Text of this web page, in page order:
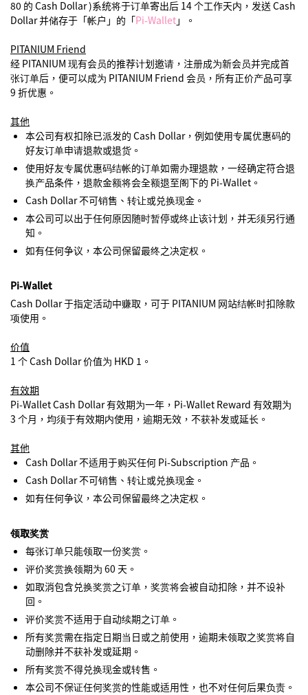
80 的 Cash Dollar )系统将于订单寄出后 14 个工作天内，发送 Cash
Dollar 并储存于「帐户」的「Pi-Wallet」。
PITANIUM Friend
经 PITANIUM 现有会员的推荐计划邀请，注册成为新会员并完成首
张订单后，便可以成为 PITANIUM Friend 会员，所有正价产品可享
9 折优惠。
其他
本公司有权扣除已派发的 Cash Dollar，例如使用专属优惠码的
好友订单申请退款或退货。
使用好友专属优惠码结帐的订单如需办理退款，一经确定符合退
换产品条件，退款金额将会全额退至阁下的 Pi-Wallet。
Cash Dollar 不可销售、转让或兑换现金。
本公司可以出于任何原因随时暂停或终止该计划，并无须另行通
知。
如有任何争议，本公司保留最终之决定权。
Pi-Wallet
Cash Dollar 于指定活动中赚取，可于 PITANIUM 网站结帐时扣除款
项使用。
价值
1 个 Cash Dollar 价值为 HKD 1。
有效期
Pi-Wallet Cash Dollar 有效期为一年，Pi-Wallet Reward 有效期为
3 个月，均须于有效期内使用，逾期无效，不获补发或延长。
其他
Cash Dollar 不适用于购买任何 Pi-Subscription 产品。
Cash Dollar 不可销售、转让或兑换现金。
如有任何争议，本公司保留最终之决定权。
领取奖赏
每张订单只能领取一份奖赏。
评价奖赏换领期为 60 天。
如取消包含兑换奖赏之订单，奖赏将会被自动扣除，并不设补
回。
评价奖赏不适用于自动续期之订单。
所有奖赏需在指定日期当日或之前使用，逾期未领取之奖赏将自
动删除并不获补发或延期。
所有奖赏不得兑换现金或转售。
本公司不保证任何奖赏的性能或适用性，也不对任何后果负责。